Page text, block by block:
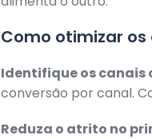
Como otimizar
Identifique os canais
conversão por canal.
Reduza o atrito no